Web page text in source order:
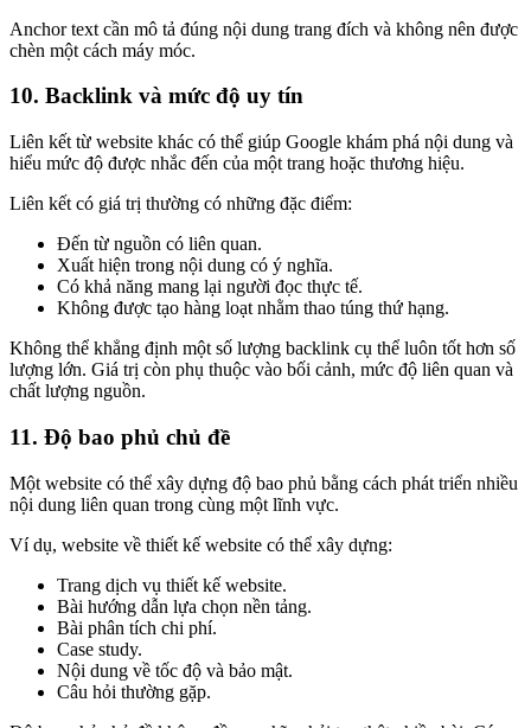
Anchor text cần mô tả đúng nội dung trang đích và không nên được
chèn một cách máy móc.
10. Backlink và mức độ uy tín
Liên kết từ website khác có thể giúp Google khám phá nội dung và
hiểu mức độ được nhắc đến của một trang hoặc thương hiệu.
Liên kết có giá trị thường có những đặc điểm:
Đến từ nguồn có liên quan.
Xuất hiện trong nội dung có ý nghĩa.
Có khả năng mang lại người đọc thực tế.
Không được tạo hàng loạt nhằm thao túng thứ hạng.
Không thể khẳng định một số lượng backlink cụ thể luôn tốt hơn số
lượng lớn. Giá trị còn phụ thuộc vào bối cảnh, mức độ liên quan và
chất lượng nguồn.
11. Độ bao phủ chủ đề
Một website có thể xây dựng độ bao phủ bằng cách phát triển nhiều
nội dung liên quan trong cùng một lĩnh vực.
Ví dụ, website về thiết kế website có thể xây dựng:
Trang dịch vụ thiết kế website.
Bài hướng dẫn lựa chọn nền tảng.
Bài phân tích chi phí.
Case study.
Nội dung về tốc độ và bảo mật.
Câu hỏi thường gặp.